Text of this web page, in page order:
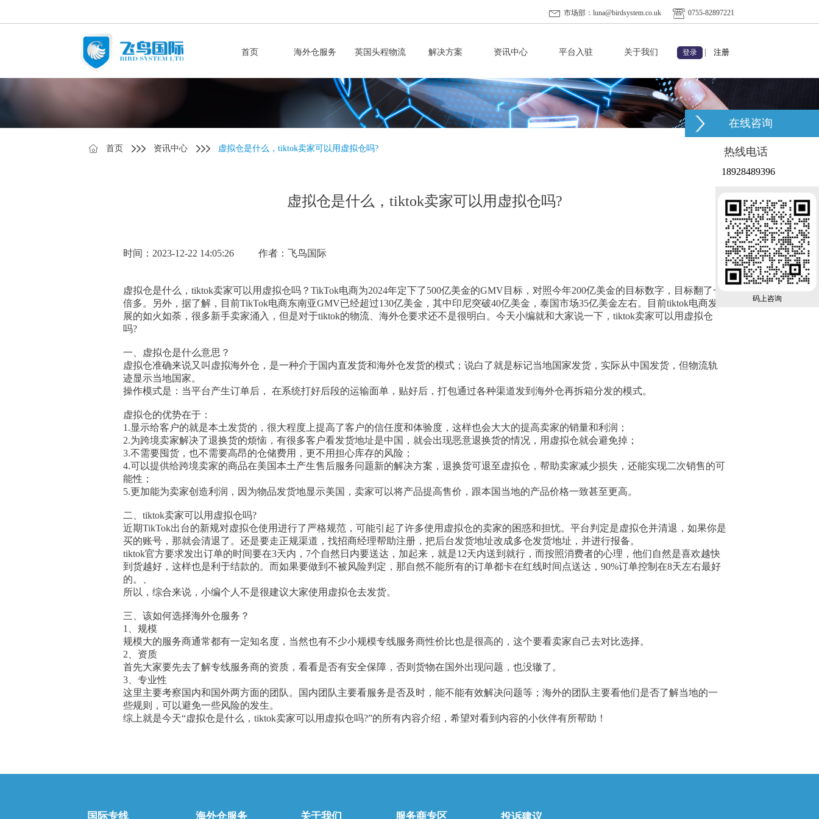
市场部：luna@birdsystem.co.uk 0755-82897221
首页 海外仓服务 英国头程物流 解决方案 资讯中心 平台入驻 关于我们 登录 注册
首页 资讯中心 虚拟仓是什么，tiktok卖家可以用虚拟仓吗?
虚拟仓是什么，tiktok卖家可以用虚拟仓吗?
时间：2023-12-22 14:05:26 作者：飞鸟国际
虚拟仓是什么，tiktok卖家可以用虚拟仓吗？TikTok电商为2024年定下了500亿美金的GMV目标，对照今年200亿美金的目标数字，目标翻了一
倍多。另外，据了解，目前TikTok电商东南亚GMV已经超过130亿美金，其中印尼突破40亿美金，泰国市场35亿美金左右。目前tiktok电商发
展的如火如荼，很多新手卖家涌入，但是对于tiktok的物流、海外仓要求还不是很明白。今天小编就和大家说一下，tiktok卖家可以用虚拟仓
吗?
一、虚拟仓是什么意思？
虚拟仓准确来说又叫虚拟海外仓，是一种介于国内直发货和海外仓发货的模式；说白了就是标记当地国家发货，实际从中国发货，但物流轨
迹显示当地国家。
操作模式是：当平台产生订单后， 在系统打好后段的运输面单，贴好后，打包通过各种渠道发到海外仓再拆箱分发的模式。
虚拟仓的优势在于：
1.显示给客户的就是本土发货的，很大程度上提高了客户的信任度和体验度，这样也会大大的提高卖家的销量和利润；
2.为跨境卖家解决了退换货的烦恼，有很多客户看发货地址是中国，就会出现恶意退换货的情况，用虚拟仓就会避免掉；
3.不需要囤货，也不需要高昂的仓储费用，更不用担心库存的风险；
4.可以提供给跨境卖家的商品在美国本土产生售后服务问题新的解决方案，退换货可退至虚拟仓，帮助卖家减少损失，还能实现二次销售的可
能性；
5.更加能为卖家创造利润，因为物品发货地显示美国，卖家可以将产品提高售价，跟本国当地的产品价格一致甚至更高。
二、tiktok卖家可以用虚拟仓吗?
近期TikTok出台的新规对虚拟仓使用进行了严格规范，可能引起了许多使用虚拟仓的卖家的困惑和担忧。平台判定是虚拟仓并清退，如果你是
买的账号，那就会清退了。还是要走正规渠道，找招商经理帮助注册，把后台发货地址改成多仓发货地址，并进行报备。
tiktok官方要求发出订单的时间要在3天内，7个自然日内要送达，加起来，就是12天内送到就行，而按照消费者的心理，他们自然是喜欢越快
到货越好，这样也是利于结款的。而如果要做到不被风险判定，那自然不能所有的订单都卡在红线时间点送达，90%订单控制在8天左右最好
的。、
所以，综合来说，小编个人不是很建议大家使用虚拟仓去发货。
三、该如何选择海外仓服务？
1、规模
规模大的服务商通常都有一定知名度，当然也有不少小规模专线服务商性价比也是很高的，这个要看卖家自己去对比选择。
2、资质
首先大家要先去了解专线服务商的资质，看看是否有安全保障，否则货物在国外出现问题，也没辙了。
3、专业性
这里主要考察国内和国外两方面的团队。国内团队主要看服务是否及时，能不能有效解决问题等；海外的团队主要看他们是否了解当地的一
些规则，可以避免一些风险的发生。
综上就是今天“虚拟仓是什么，tiktok卖家可以用虚拟仓吗?”的所有内容介绍，希望对看到内容的小伙伴有所帮助！
国际专线 海外仓服务 关于我们 服务商专区 投诉建议
在线咨询
热线电话
18928489396
码上咨询